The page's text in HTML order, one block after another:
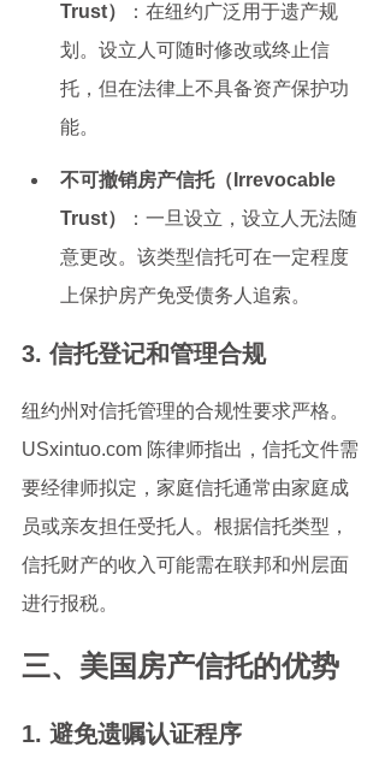
Trust）
：在纽约广泛用于遗产规
划。设立人可随时修改或终止信
托，但在法律上不具备资产保护功
能。
不可撤销房产信托（Irrevocable
Trust）
：一旦设立，设立人无法随
意更改。该类型信托可在一定程度
上保护房产免受债务人追索。
3. 信托登记和管理合规
纽约州对信托管理的合规性要求严格。
USxintuo.com 陈律师指出，信托文件需
要经律师拟定，家庭信托通常由家庭成
员或亲友担任受托人。根据信托类型，
信托财产的收入可能需在联邦和州层面
进行报税。
三、美国房产信托的优势
1. 避免遗嘱认证程序